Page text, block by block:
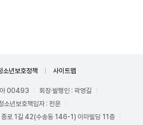
소년보호정책 사이트맵
아 00493
회장·발행인 : 곽영길
소년보호책임자 : 전운
종로 1길 42(수송동 146-1) 이마빌딩 11층